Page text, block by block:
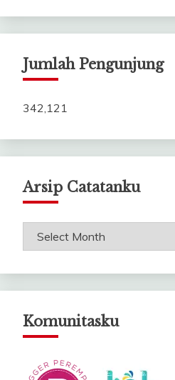
Jumlah Pengunjung
342,121
Arsip Catatanku
Arsip
Komunitasku